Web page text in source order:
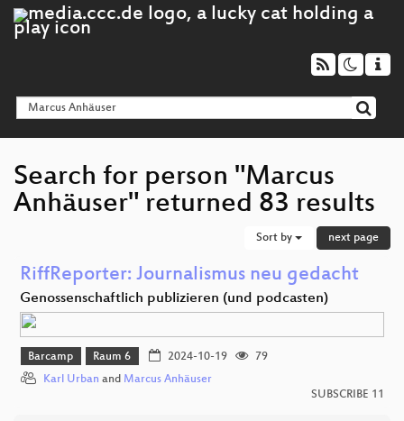
Search for person "Marcus
Anhäuser" returned 83 results
Sort by next page
RiffReporter: Journalismus neu gedacht
Genossenschaftlich publizieren (und podcasten)
Barcamp Raum 6 2024-10-19
79
Karl Urban and Marcus Anhäuser
SUBSCRIBE 11